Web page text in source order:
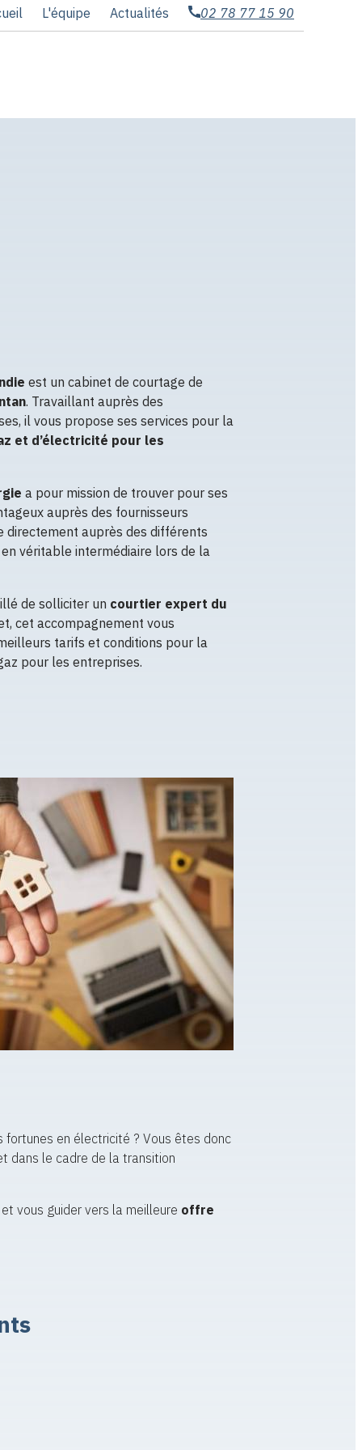
L'équipe Actualités 02 78 77 15 90
est un cabinet de courtage de
. Travaillant auprès des
il vous propose ses services pour la
et d’électricité pour les
a pour mission de trouver pour ses
auprès des fournisseurs
directement auprès des différents
véritable intermédiaire lors de la
de solliciter un courtier expert du
cet accompagnement vous
tarifs et conditions pour la
pour les entreprises.
en électricité ? Vous êtes donc
dans le cadre de la transition
vous guider vers la meilleure offre